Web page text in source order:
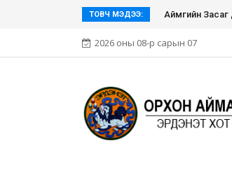
ТОВЧ МЭДЭЭ: Эрдэнэт
2026 оны 08-р сарын 07